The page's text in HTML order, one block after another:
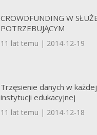
CROWDFUNDING W
POTRZEBUJĄCYM
11 lat temu | 2014-12-19
Trzęsienie danych w
instytucji edukacyjnej
11 lat temu | 2014-12-18